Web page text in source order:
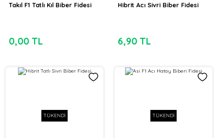
Takıl F1 Tatlı Kıl Biber Fidesi
0,00 TL
Hibrit Acı Sivri Biber Fidesi
6,90 TL
TÜKENDİ TÜKENDİ